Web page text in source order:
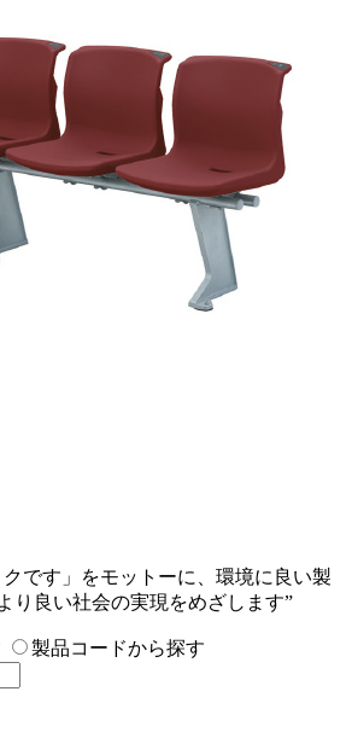
です」をモットーに、環境に良い製
り良い社会の実現をめざします”
製品コードから探す